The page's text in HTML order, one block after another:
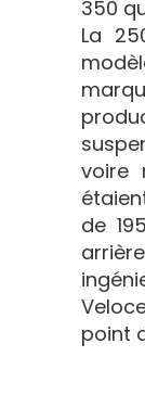
350
La
voire
de
point